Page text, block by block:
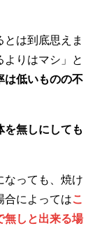
は到底思えま
りはマシ」と
は低いものの不
を無しにしても
なっても、焼け
合によってはこ
無しと出来る場